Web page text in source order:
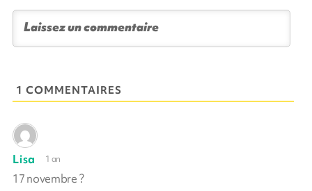
1 COMMENTAIRES
Lisa 1 an
17 novembre ?